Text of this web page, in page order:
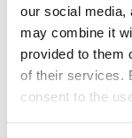
our social media,
may combine it
provided to them
of their services.
consent to the
Potvrđeno
Tip valjanosti